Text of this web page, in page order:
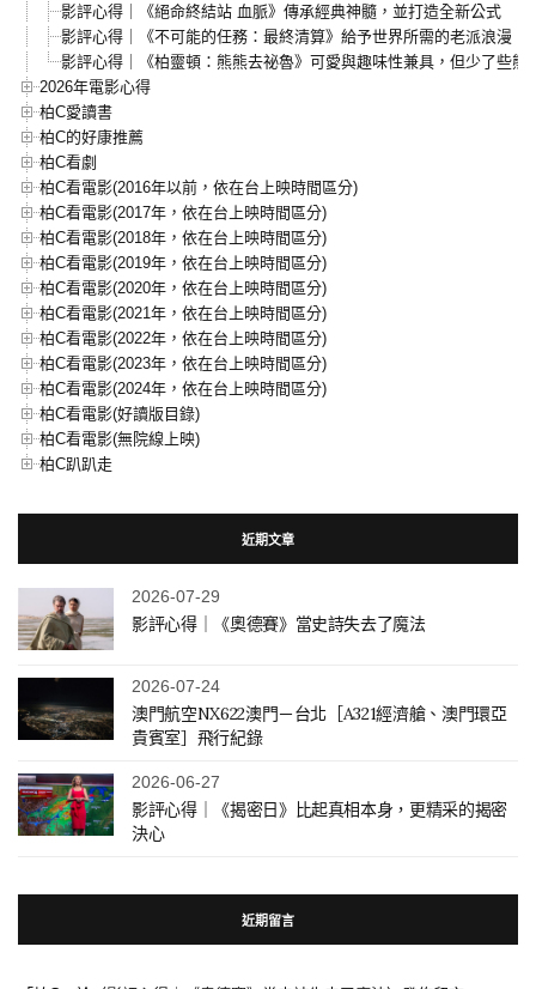
影評心得｜《絕命終結站 血脈》傳承經典神髓，並打造全新公式
影評心得｜《不可能的任務：最終清算》給予世界所需的老派浪漫
影評心得｜《柏靈頓：熊熊去祕魯》可愛與趣味性兼具，但少了些熊
2026年電影心得
柏C愛讀書
柏C的好康推薦
柏C看劇
柏C看電影(2016年以前，依在台上映時間區分)
柏C看電影(2017年，依在台上映時間區分)
柏C看電影(2018年，依在台上映時間區分)
柏C看電影(2019年，依在台上映時間區分)
柏C看電影(2020年，依在台上映時間區分)
柏C看電影(2021年，依在台上映時間區分)
柏C看電影(2022年，依在台上映時間區分)
柏C看電影(2023年，依在台上映時間區分)
柏C看電影(2024年，依在台上映時間區分)
柏C看電影(好讀版目錄)
柏C看電影(無院線上映)
柏C趴趴走
近期文章
2026-07-29
影評心得｜《奧德賽》當史詩失去了魔法
2026-07-24
澳門航空NX622澳門－台北［A321經濟艙、澳門環亞
貴賓室］飛行紀錄
2026-06-27
影評心得｜《揭密日》比起真相本身，更精采的揭密
決心
近期留言